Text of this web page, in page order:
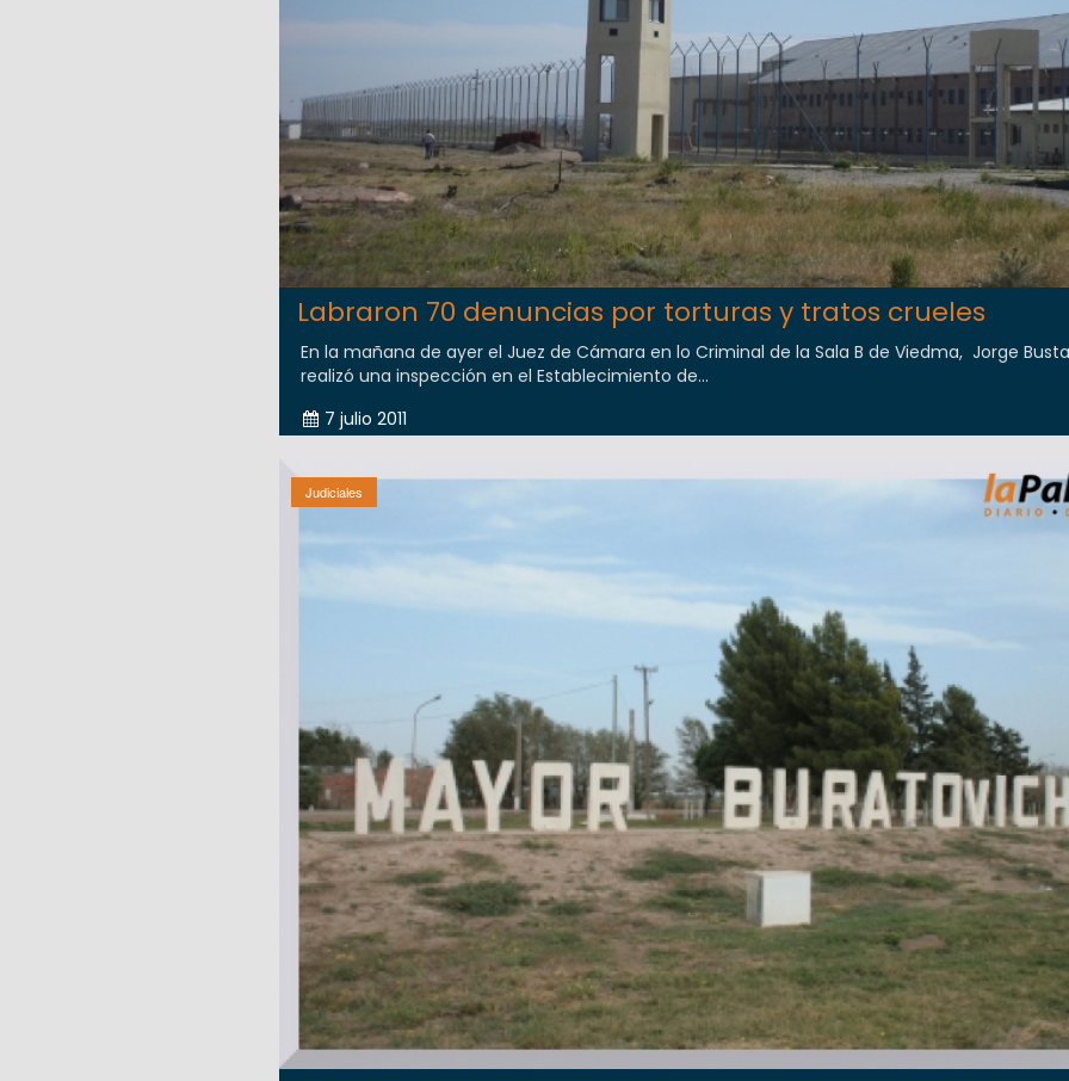
Labraron 70 denuncias por torturas y tratos crueles
En la mañana de ayer el Juez de Cámara en lo Criminal de la Sala B de Viedma, Jorge
realizó una inspección en el Establecimiento de...
7 julio 2011
Judiciales